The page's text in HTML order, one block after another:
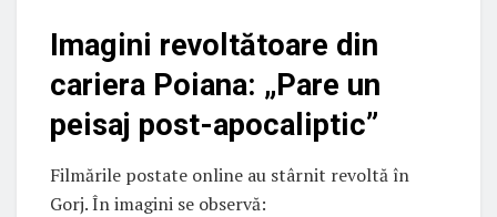
Imagini revoltătoare din
cariera Poiana: „Pare un
peisaj post-apocaliptic”
Filmările postate online au stârnit revoltă în
Gorj. În imagini se observă: